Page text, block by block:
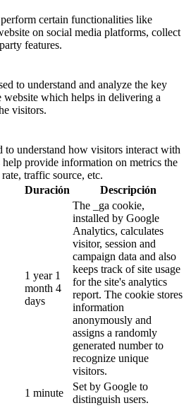
certain functionalities like
on social media platforms, collect
features.
to understand and analyze the key
website which helps in delivering a
visitors.
to understand how visitors interact with
provide information on metrics the
traffic source, etc.
Duración Descripción
1 year 1
month 4
days
The _ga cookie,
installed by Google
Analytics, calculates
visitor, session and
campaign data and also
keeps track of site usage
for the site's analytics
report. The cookie stores
information
anonymously and
assigns a randomly
generated number to
recognize unique
visitors.
1 minute
Set by Google to
distinguish users.